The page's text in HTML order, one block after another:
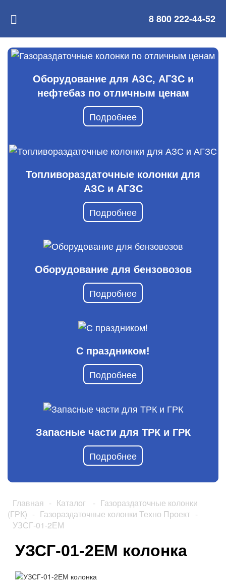
8 800 222-44-52
Оборудование для АЗС, АГЗС и
нефтебаз по отличным ценам
Подробнее
Топливораздаточные колонки для
АЗС и АГЗС
Подробнее
Оборудование для бензовозов
Подробнее
С праздником!
Подробнее
Запасные части для ТРК и ГРК
Подробнее
Главная - Каталог - Газораздаточные колонки
(ГРК) - Газораздаточные колонки Техно Проект -
УЗСГ-01-2ЕМ
УЗСГ-01-2ЕМ колонка